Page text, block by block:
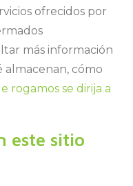
ofrecidos por
más información
almacenan, cómo
le rogamos se dirija a
este sitio